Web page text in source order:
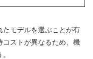
たモデルを選ぶことが有
ストが異なるため、機